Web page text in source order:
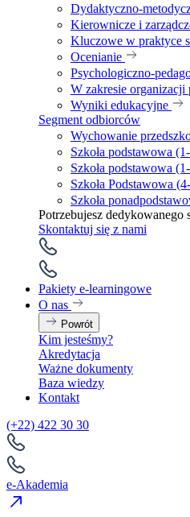
Dydaktyczno-
Kierownicze i
Kluczowe w praktyce
Ocenianie
Psychologiczno-
W zakresie organizacji
Wyniki edukacyjne
Segment odbiorców
Wychowanie
Szkoła podstawowa
Szkoła podstawowa
Szkoła Podstawowa
Szkoła
Potrzebujesz
Skontaktuj się z nami
Pakiety e-learningowe
O nas
Powrót
Kim jesteśmy?
Akredytacja
Ważne dokumenty
Baza wiedzy
Kontakt
(+22) 422 30 30
e-Akademia